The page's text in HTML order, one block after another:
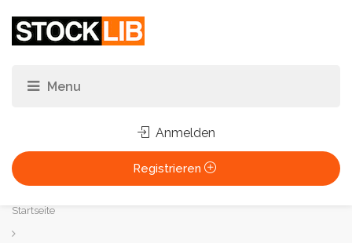
Anmelden
Registrieren
Sie
sind
Startseite